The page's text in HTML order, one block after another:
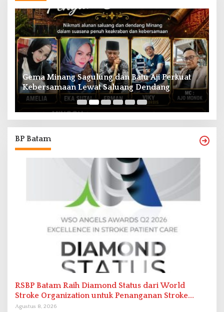
Gema Minang Sagulung dan Batu Aji Perkuat
Kebersamaan Lewat Saluang Dendang
BP Batam
RSBP Batam Raih Diamond Status dari World
Stroke Organization untuk Penanganan Stroke
Berstandar Internasional
Agustus 8, 2026